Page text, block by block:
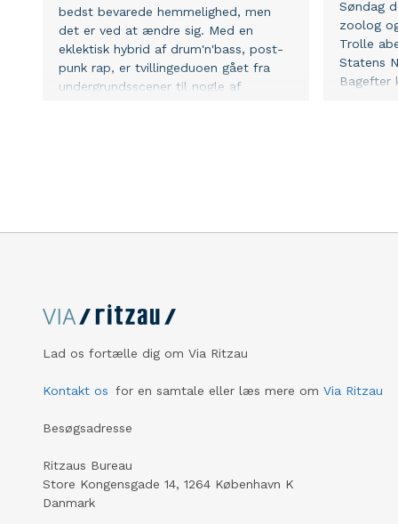
bedst bevarede hemmelighed, men
det er ved at ændre sig. Med en
eklektisk hybrid af drum'n'bass, post-
punk rap, er tvillingeduoen gået fra
undergrundsscener til nogle af
Søndag
zoolog
Trolle
Statens
Bagefter
om
Lad os fortælle dig om Via Ritzau
Kontakt os for en samtale eller læs mere om Via Ritzau
Besøgsadresse
Ritzaus Bureau
Store Kongensgade 14, 1264 København K
Danmark